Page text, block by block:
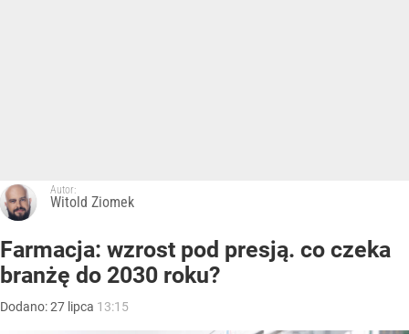
Autor:
Witold Ziomek
Farmacja: wzrost pod presją. co czeka
branżę do 2030 roku?
Dodano:27 lipca 13:15